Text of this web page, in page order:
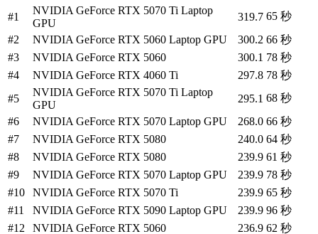
#1
NVIDIA GeForce RTX 5070 Ti Laptop
GPU
319.7 65 秒
#2 NVIDIA GeForce RTX 5060 Laptop GPU 300.2 66 秒
#3 NVIDIA GeForce RTX 5060 300.1 78 秒
#4 NVIDIA GeForce RTX 4060 Ti 297.8 78 秒
#5
NVIDIA GeForce RTX 5070 Ti Laptop
GPU
295.1 68 秒
#6 NVIDIA GeForce RTX 5070 Laptop GPU 268.0 66 秒
#7 NVIDIA GeForce RTX 5080 240.0 64 秒
#8 NVIDIA GeForce RTX 5080 239.9 61 秒
#9 NVIDIA GeForce RTX 5070 Laptop GPU 239.9 78 秒
#10 NVIDIA GeForce RTX 5070 Ti 239.9 65 秒
#11 NVIDIA GeForce RTX 5090 Laptop GPU 239.9 96 秒
#12 NVIDIA GeForce RTX 5060 236.9 62 秒